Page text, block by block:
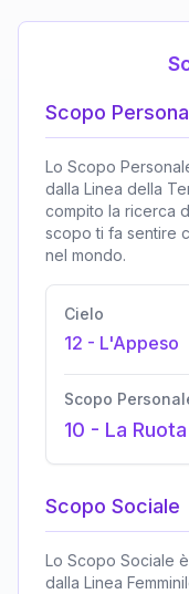
Scopo
Lo Scopo
dalla Linea della
compito la ricerca
scopo ti fa sentire
nel mondo.
Cielo
12 - L'Appeso
Scopo
10 - La
Scopo Sociale
Lo Scopo Sociale
dalla Linea